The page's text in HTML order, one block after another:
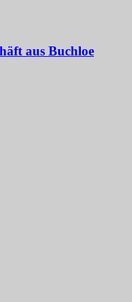
aus Buchloe